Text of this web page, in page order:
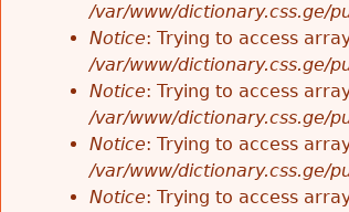
/var/www/dictionary.css.ge/
Notice: Trying to access
/var/www/dictionary.css.ge/
Notice: Trying to access
/var/www/dictionary.css.ge/
Notice: Trying to access
/var/www/dictionary.css.ge/
Notice: Trying to access